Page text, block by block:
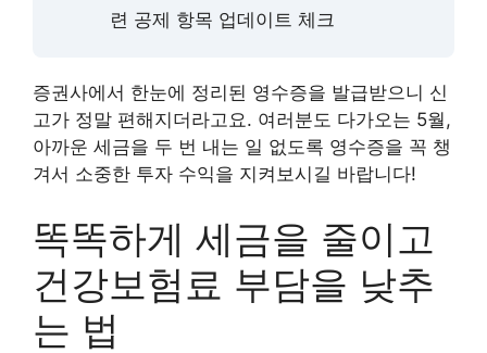
련 공제 항목 업데이트 체크
증권사에서 한눈에 정리된 영수증을 발급받으니 신
고가 정말 편해지더라고요. 여러분도 다가오는 5월,
아까운 세금을 두 번 내는 일 없도록 영수증을 꼭 챙
겨서 소중한 투자 수익을 지켜보시길 바랍니다!
똑똑하게 세금을 줄이고
건강보험료 부담을 낮추
는 법